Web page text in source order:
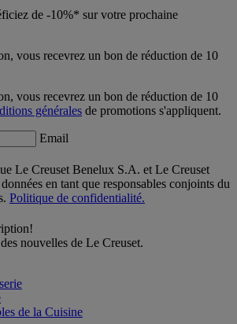
de -10%* sur votre prochaine
vous recevrez un bon de réduction de 10
vous recevrez un bon de réduction de 10
générales de promotions s'appliquent.
Email
Le Creuset Benelux S.A. et Le Creuset
en tant que responsables conjoints du
Politique de confidentialité.
nouvelles de Le Creuset.
de la Cuisine